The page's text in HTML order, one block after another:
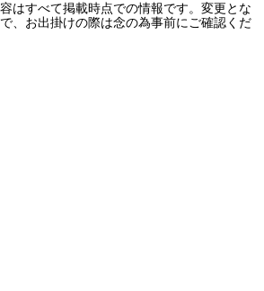
はすべて掲載時点での情報です。変更とな
、お出掛けの際は念の為事前にご確認くだ